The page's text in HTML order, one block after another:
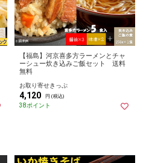
【福島】河京喜多方ラーメンとチャ
ーシュー炊き込みご飯セット 送料
無料
お取り寄せきっぷ
4,120 円 (税込)
38ポイント